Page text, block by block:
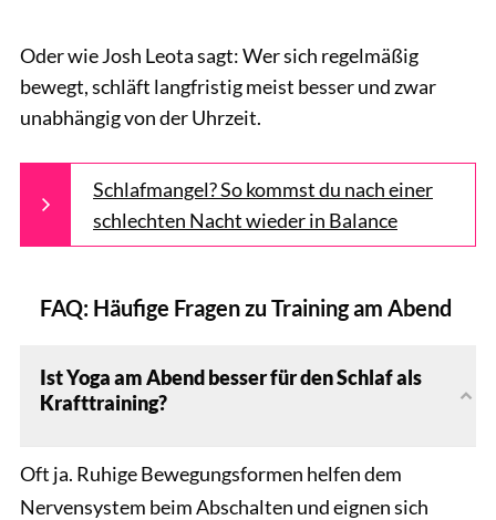
Oder wie Josh Leota sagt: Wer sich regelmäßig
bewegt, schläft langfristig meist besser und zwar
unabhängig von der Uhrzeit.
Schlafmangel? So kommst du nach einer
schlechten Nacht wieder in Balance
FAQ: Häufige Fragen zu Training am Abend
Ist Yoga am Abend besser für den Schlaf als
Krafttraining?
Oft ja. Ruhige Bewegungsformen helfen dem
Nervensystem beim Abschalten und eignen sich